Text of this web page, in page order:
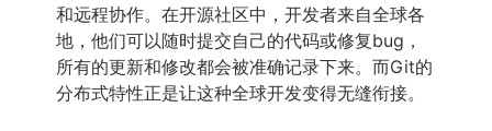
和远程协作。在开源社区中，开发者来自全球各
地，他们可以随时提交自己的代码或修复bug，
所有的更新和修改都会被准确记录下来。而Git的
分布式特性正是让这种全球开发变得无缝衔接。